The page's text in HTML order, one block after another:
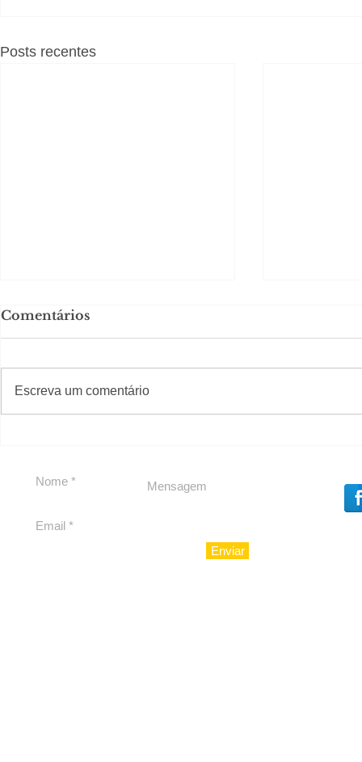
Posts recentes
Comentários
Escreva um comentário
#Sugestões
Enviar